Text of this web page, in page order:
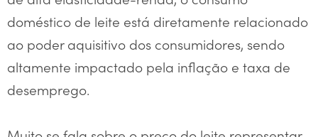
doméstico de leite está diretamente relacionado
ao poder aquisitivo dos consumidores, sendo
altamente impactado pela inflação e taxa de
desemprego.